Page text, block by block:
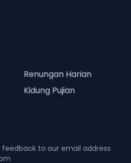
Renungan Harian
Kidung Pujian
to our email address